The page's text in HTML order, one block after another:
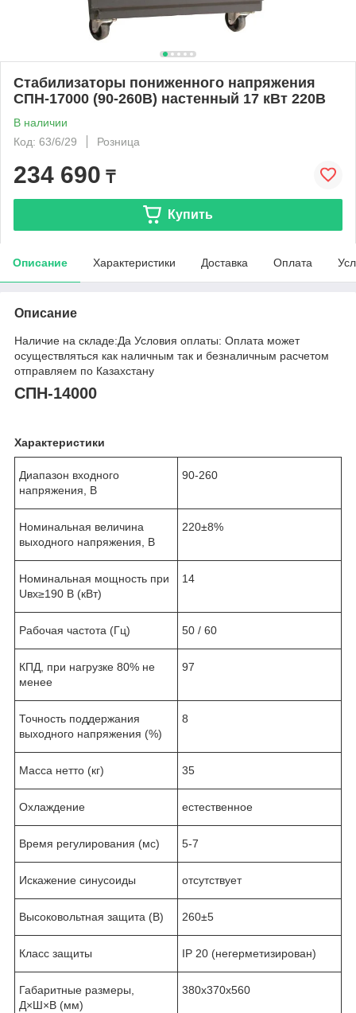
Cтабилизаторы пониженного напряжения
СПН-17000 (90-260В) настенный 17 кВт 220В
В наличии
Код: 63/6/29
Розница
234 690 ₸
Купить
Описание Характеристики Доставка Оплата
Описание
Наличие на складе:Да Условия оплаты: Оплата может
осуществляться как наличным так и безналичным расчетом
отправляем по Казахстану
СПН-14000
Характеристики
Диапазон входного
напряжения, В
90-260
Номинальная величина
выходного напряжения, В
220±8%
Номинальная мощность при
Uвх≥190 В (кВт)
14
Рабочая частота (Гц) 50 / 60
КПД, при нагрузке 80% не
менее
97
Точность поддержания
выходного напряжения (%)
8
Масса нетто (кг) 35
Охлаждение естественное
Время регулирования (мс) 5-7
Искажение синусоиды отсутствует
Высоковольтная защита (В) 260±5
Класс защиты IP 20 (негерметизирован)
Габаритные размеры,
Д×Ш×В (мм)
380х370х560